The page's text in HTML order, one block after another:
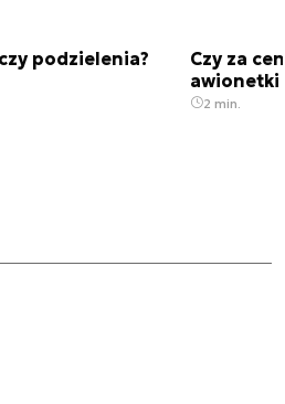
podzielenia?
Czy za
awionetki
2 min.